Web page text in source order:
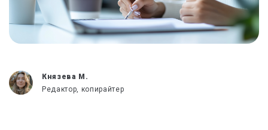
Князева М.
Редактор, копирайтер